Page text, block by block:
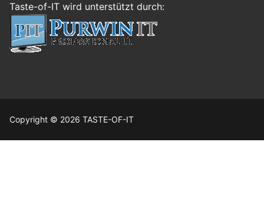
Taste-of-IT wird unterstützt durch:
Copyright © 2026 TASTE-OF-IT